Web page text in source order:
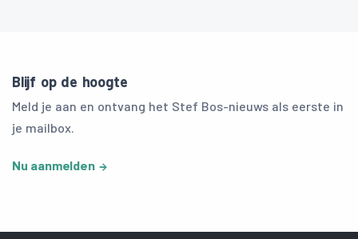
Blijf op de hoogte
Meld je aan en ontvang het Stef Bos-nieuws als eerste in
je mailbox.
Nu aanmelden